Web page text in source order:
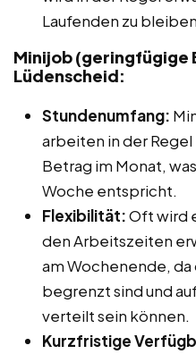
Laufenden zu
Minijob (geringfügige
Lüdenscheid:
Stundenumfang:
arbeiten in der
Betrag im Monat,
Woche entspricht.
Flexibilität:Oft wird
den Arbeitszeiten
am Wochenende,
begrenzt sind und
verteilt sein können.
Kurzfristige